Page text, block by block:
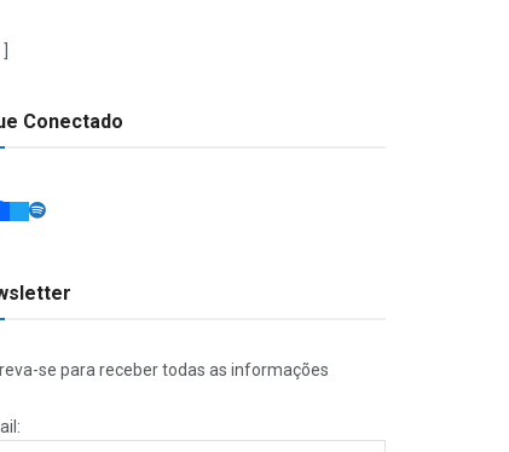
Conectado
se para receber todas as informações